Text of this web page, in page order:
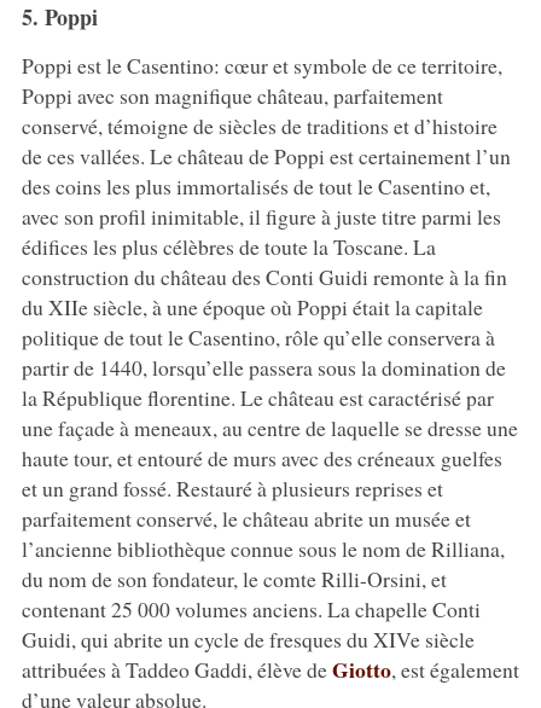
5. Poppi
Poppi est le Casentino: cœur et symbole de ce territoire,
Poppi avec son magnifique château, parfaitement
conservé, témoigne de siècles de traditions et d’histoire
de ces vallées. Le château de Poppi est certainement l’un
des coins les plus immortalisés de tout le Casentino et,
avec son profil inimitable, il figure à juste titre parmi les
édifices les plus célèbres de toute la Toscane. La
construction du château des Conti Guidi remonte à la fin
du XIIe siècle, à une époque où Poppi était la capitale
politique de tout le Casentino, rôle qu’elle conservera à
partir de 1440, lorsqu’elle passera sous la domination de
la République florentine. Le château est caractérisé par
une façade à meneaux, au centre de laquelle se dresse une
haute tour, et entouré de murs avec des créneaux guelfes
et un grand fossé. Restauré à plusieurs reprises et
parfaitement conservé, le château abrite un musée et
l’ancienne bibliothèque connue sous le nom de Rilliana,
du nom de son fondateur, le comte Rilli-Orsini, et
contenant 25 000 volumes anciens. La chapelle Conti
Guidi, qui abrite un cycle de fresques du XIVe siècle
attribuées à Taddeo Gaddi, élève deGiotto, est également
d’une valeur absolue.